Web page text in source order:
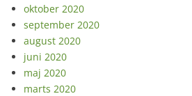
oktober 2020
september 2020
august 2020
juni 2020
maj 2020
marts 2020